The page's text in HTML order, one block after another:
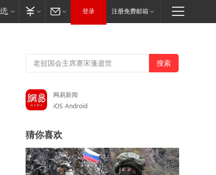
登录 注册免费邮箱
网易新闻
iOS Android
猜你喜欢